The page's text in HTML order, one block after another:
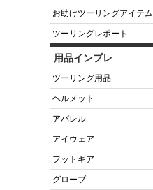
お助けツーリングアイテム
ツーリングレポート
用品インプレ
ツーリング用品
ヘルメット
アパレル
アイウェア
フットギア
グローブ